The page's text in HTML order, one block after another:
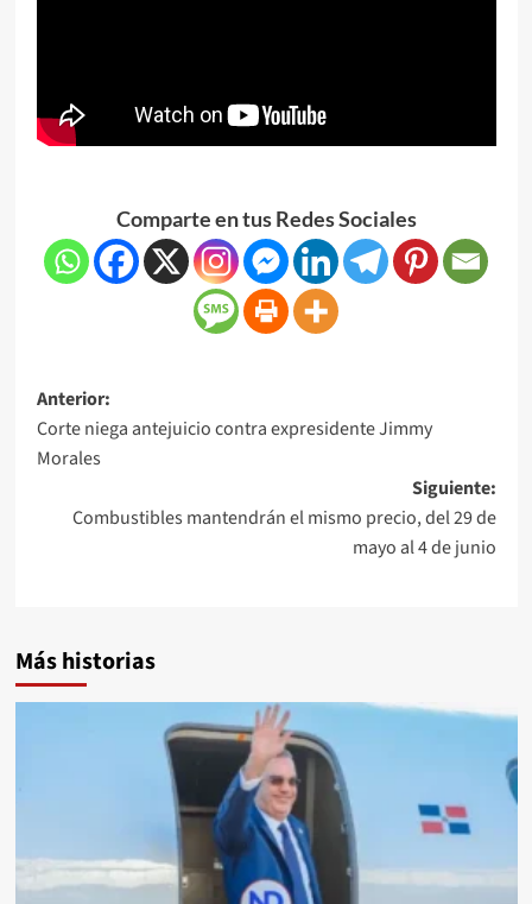
Comparte en tus Redes Sociales
Anterior:
Corte niega antejuicio contra expresidente Jimmy
Morales
Siguiente:
Combustibles mantendrán el mismo precio, del 29 de
mayo al 4 de junio
Más historias